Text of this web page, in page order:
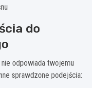
do
odpowiada twojemu
sprawdzone podejścia: